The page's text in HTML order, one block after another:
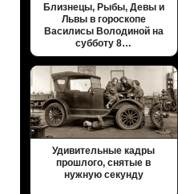
Близнецы, Рыбы, Девы и
Львы в гороскопе
Василисы Володиной на
субботу 8…
Удивительные кадры
прошлого, снятые в
нужную секунду